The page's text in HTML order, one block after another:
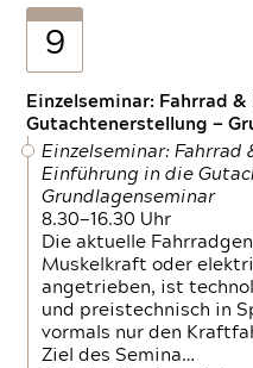
9
Einzelseminar: Fahrrad
Gutachtenerstellung —
Einzelseminar: Fahrrad
Einführung in die
Grundlagenseminar
8.30—16.30 Uhr
Die aktuelle
Muskelkraft oder
angetrieben, ist
und preistechnisch in
vormals nur den
Ziel des Semina…